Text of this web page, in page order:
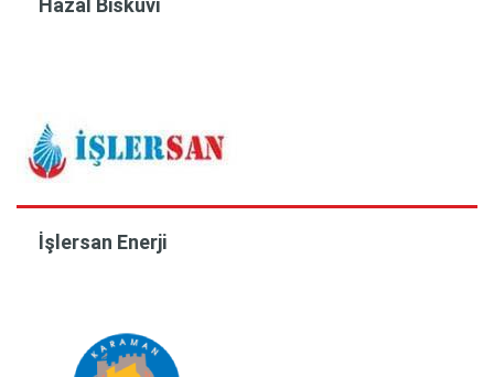
İşlersan Enerji